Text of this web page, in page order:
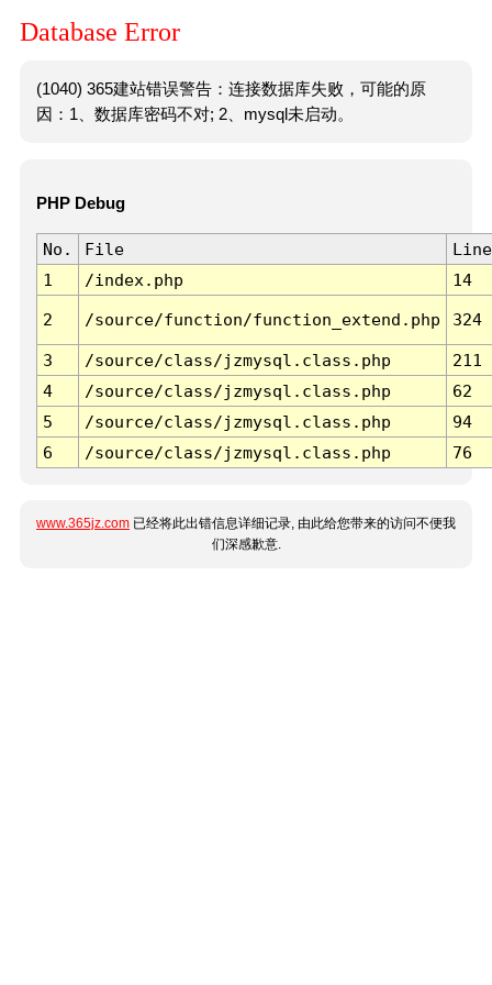
Database Error
(1040) 365建站错误警告：连接数据库失败，可能的原
因：1、数据库密码不对; 2、mysql未启动。
PHP Debug
No. File
Line
1
/index.php 14
2 /source/function/function_extend.php 324
3 /source/class/jzmysql.class.php
211
4
/source/class/jzmysql.class.php
62
5
/source/class/jzmysql.class.php
94
6
/source/class/jzmysql.class.php 76
www.365jz.com 已经将此出错信息详细记录, 由此给您带来的访问不便我
们深感歉意.